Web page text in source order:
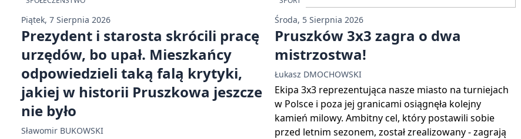
Piątek, 7 Sierpnia 2026
Prezydent i starosta skrócili pracę
urzędów, bo upał. Mieszkańcy
odpowiedzieli taką falą krytyki,
jakiej w historii Pruszkowa jeszcze
nie było
Sławomir BUKOWSKI
Środa, 5 Sierpnia 2026
Pruszków 3x3 zagra o dwa
mistrzostwa!
Łukasz DMOCHOWSKI
Ekipa 3x3 reprezentująca nasze miasto na turniejach
w Polsce i poza jej granicami osiągnęła kolejny
kamień milowy. Ambitny cel, który postawili sobie
przed letnim sezonem, został zrealizowany - zagrają